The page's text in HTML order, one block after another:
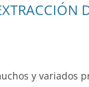
y variados